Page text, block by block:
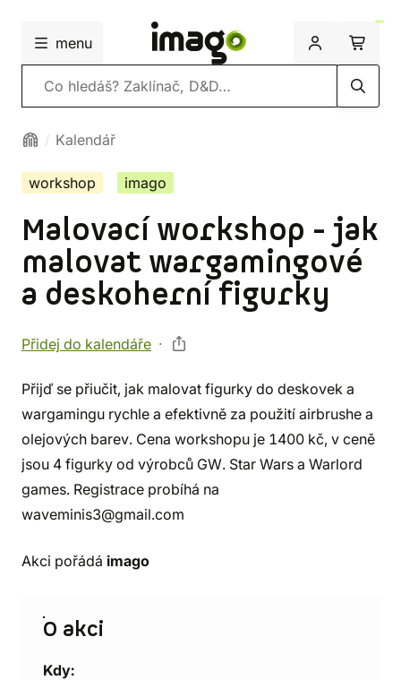
menu
Vyhledávání
Kalendář
workshop imago
Malovací workshop - jak
malovat wargamingové
a deskoherní figurky
Přidej do kalendáře
Přijď se přiučit, jak malovat figurky do deskovek a
wargamingu rychle a efektivně za použití airbrushe a
olejových barev. Cena workshopu je 1400 kč, v ceně
jsou 4 figurky od výrobců GW. Star Wars a Warlord
games. Registrace probíhá na
waveminis3@gmail.com
Akci pořádá imago
O akci
Kdy: